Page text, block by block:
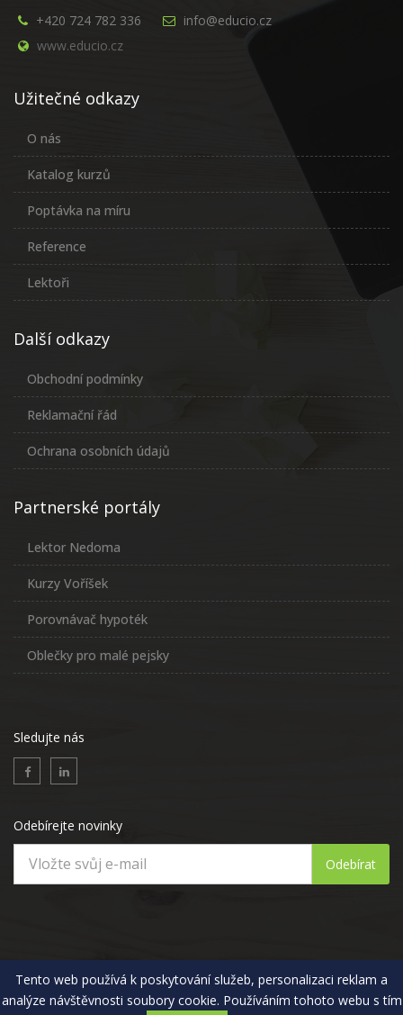
+420 724 782 336
info@educio.cz
www.educio.cz
Užitečné odkazy
O nás
Katalog kurzů
Poptávka na míru
Reference
Lektoři
Další odkazy
Obchodní podmínky
Reklamační řád
Ochrana osobních údajů
Partnerské portály
Lektor Nedoma
Kurzy Voříšek
Porovnávač hypoték
Oblečky pro malé pejsky
Sledujte nás
Odebírejte novinky
Odebírat
Copyright © 2015 - 2026 Educio s.r.o. | Všechna práva vyhrazena.
Tento web používá k poskytování služeb, personalizaci reklam a
analýze návštěvnosti soubory cookie. Používáním tohoto webu s tím